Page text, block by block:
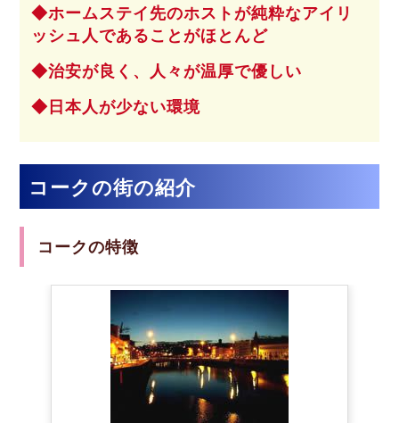
ホームステイ先のホストが純粋なアイリ
ッシュ人であることがほとんど
治安が良く、人々が温厚で優しい
日本人が少ない環境
コークの街の紹介
コークの特徴